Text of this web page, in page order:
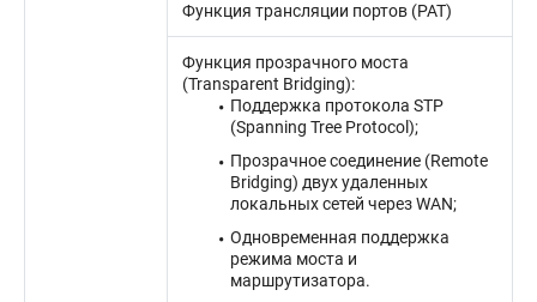
Функция трансляции портов (PAT)
Функция прозрачного моста
(Transparent Bridging):
Поддержка протокола STP
(Spanning Tree Protocol);
Прозрачное соединение (Remote
Bridging) двух удаленных
локальных сетей через WAN;
Одновременная поддержка
режима моста и
маршрутизатора.